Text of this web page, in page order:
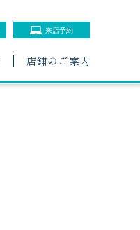
来店予約
店舗のご案内